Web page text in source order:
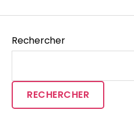
Rechercher
RECHERCHER